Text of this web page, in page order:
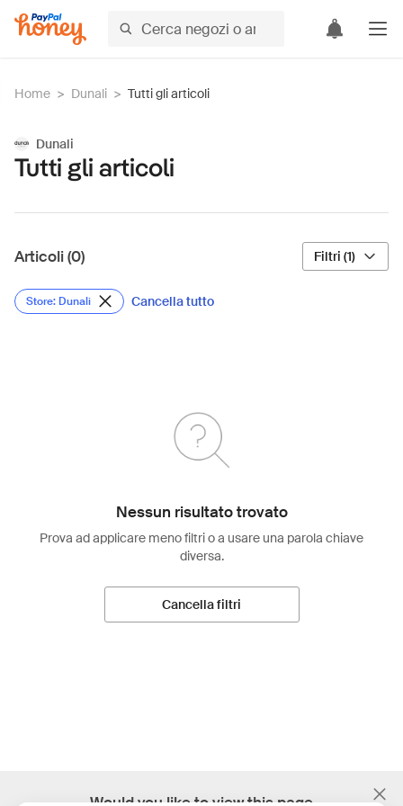
Home > Dunali > Tutti gli articoli
Dunali
Tutti gli articoli
Articoli (0) Filtri (1)
Store: Dunali Cancella tutto
Nessun risultato trovato
Prova ad applicare meno filtri o a usare una parola chiave
diversa.
Cancella filtri